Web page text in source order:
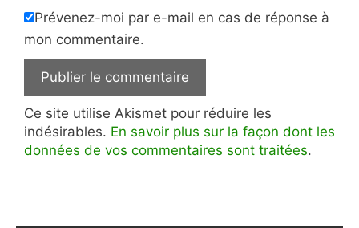
Prévenez-moi par e-mail en cas de réponse à
mon commentaire.
Ce site utilise Akismet pour réduire les
indésirables. En savoir plus sur la façon dont les
données de vos commentaires sont traitées.